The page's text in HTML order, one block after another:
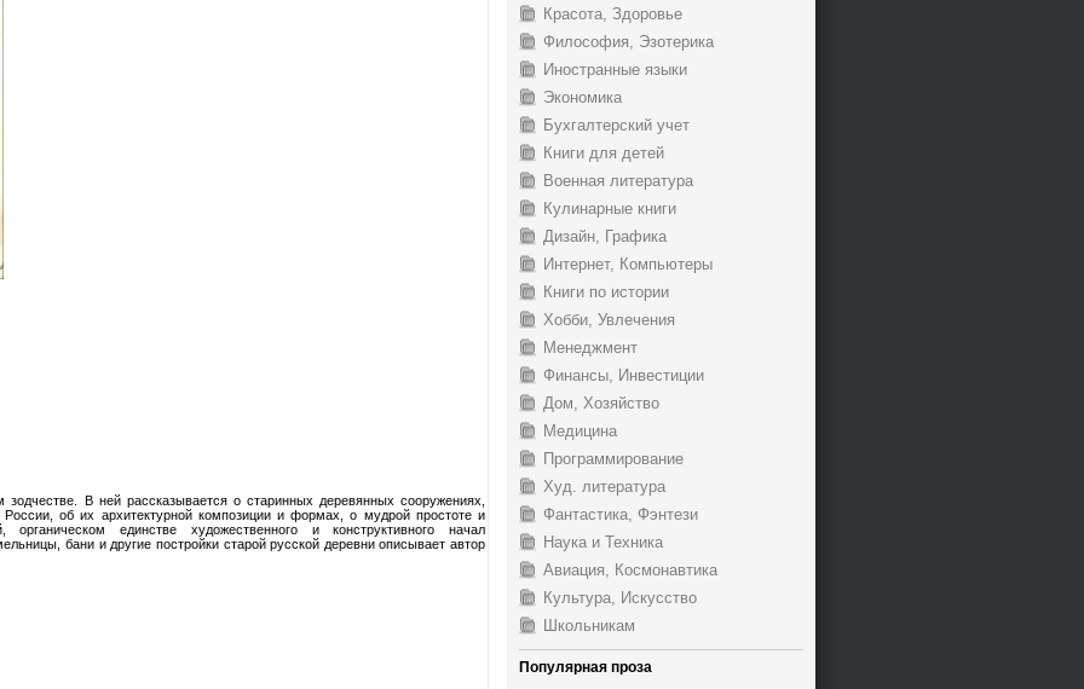
В ней рассказывается о старинных деревянных сооружениях,
об их архитектурной композиции и формах, о мудрой простоте и
органическом единстве художественного и конструктивного начал
бани и другие постройки старой русской деревни описывает автор
Красота, Здоровье
Философия, Эзотерика
Иностранные языки
Экономика
Бухгалтерский учет
Книги для детей
Военная литература
Кулинарные книги
Дизайн, Графика
Интернет, Компьютеры
Книги по истории
Хобби, Увлечения
Менеджмент
Финансы, Инвестиции
Дом, Хозяйство
Медицина
Программирование
Худ. литература
Фантастика, Фэнтези
Наука и Техника
Авиация, Космонавтика
Культура, Искусство
Школьникам
Популярная проза